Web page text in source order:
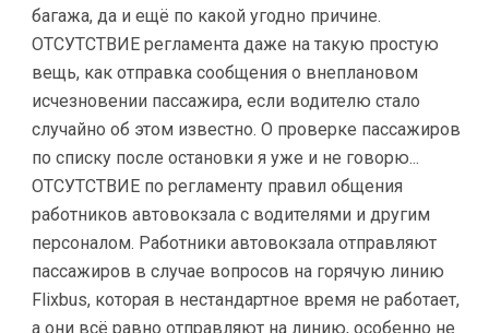
багажа, да и ещё по какой угодно причине.
ОТСУТСТВИЕ регламента даже на такую простую
вещь, как отправка сообщения о внеплановом
исчезновении пассажира, если водителю стало
случайно об этом известно. О проверке пассажиров
по списку после остановки я уже и не говорю...
ОТСУТСТВИЕ по регламенту правил общения
работников автовокзала с водителями и другим
персоналом. Работники автовокзала отправляют
пассажиров в случае вопросов на горячую линию
Flixbus, которая в нестандартное время не работает,
а они всё равно отправляют на линию, особенно не